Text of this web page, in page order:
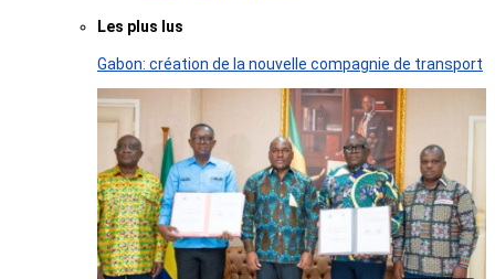
Les plus lus
Gabon: création de la nouvelle compagnie de transport